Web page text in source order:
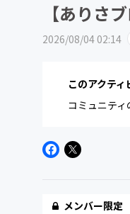
【ありさ
2026/08/04 02:14
このアクティ
コミュニティ
メンバー限定